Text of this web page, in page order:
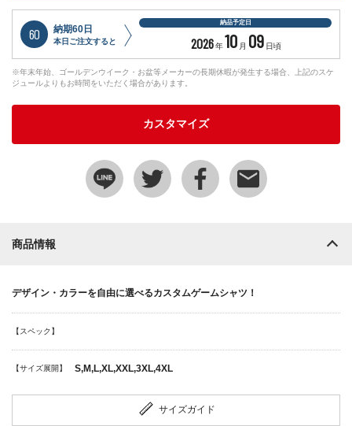
60 納期60日
本日ご注文すると
納品予定日
2026年10 月 09 日頃
※年末年始、ゴールデンウイーク・お盆等メーカーの長期休暇が発生する場合、上記のスケ
ジュールよりもお時間をいただく場合があります。
カスタマイズ
商品情報
デザイン・カラーを自由に選べるカスタムゲームシャツ！
【スペック】
【サイズ展開】 S,M,L,XL,XXL,3XL,4XL
サイズガイド